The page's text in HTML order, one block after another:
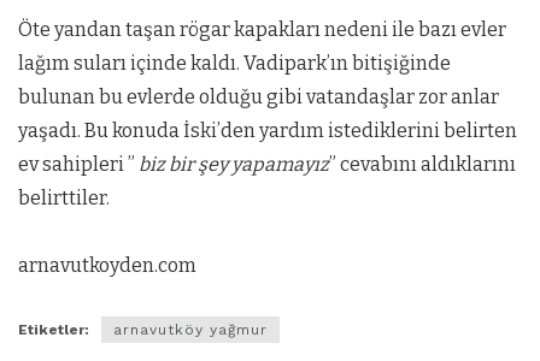
Öte yandan taşan rögar kapakları nedeni ile bazı evler
lağım suları içinde kaldı. Vadipark’ın bitişiğinde
bulunan bu evlerde olduğu gibi vatandaşlar zor anlar
yaşadı. Bu konuda İski’den yardım istediklerini belirten
ev sahipleri ” biz bir şey yapamayız” cevabını aldıklarını
belirttiler.
arnavutkoyden.com
Etiketler: arnavutköy yağmur